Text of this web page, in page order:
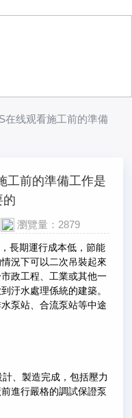
在线观看施工前的準備
工前的準備工作是
的
瀏覽量：2879
長期運行成本低，節能
況下可以二次吊裝起來
政工程、工業或其他一
汙水處理係統的建築。
泵站、合流泵站等中途
、製造完成，包括壓力
進行嚴格的調試保證泵